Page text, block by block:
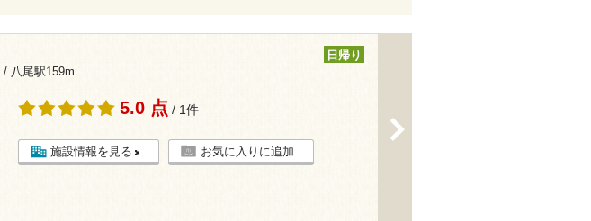
/ 八尾駅159m
日帰り
5.0 点 / 1件
施設情報を見る お気に入りに追加